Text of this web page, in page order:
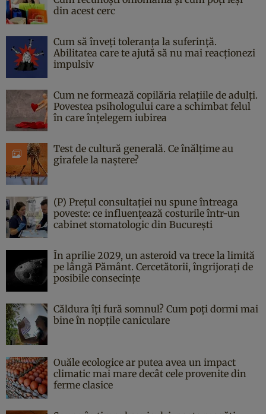
din acest cerc
Cum să înveți toleranța la suferință.
Abilitatea care te ajută să nu mai reacționezi
impulsiv
Cum ne formează copilăria relațiile de adulți.
Povestea psihologului care a schimbat felul
în care înțelegem iubirea
Test de cultură generală. Ce înălțime au
girafele la naștere?
(P) Prețul consultației nu spune întreaga
poveste: ce influențează costurile într-un
cabinet stomatologic din București
În aprilie 2029, un asteroid va trece la limită
pe lângă Pământ. Cercetătorii, îngrijorați de
posibile consecințe
Căldura îți fură somnul? Cum poți dormi mai
bine în nopțile caniculare
Ouăle ecologice ar putea avea un impact
climatic mai mare decât cele provenite din
ferme clasice